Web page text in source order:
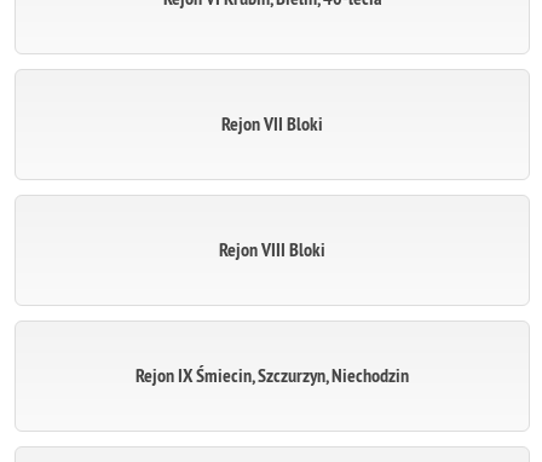
Rejon VII Bloki
Rejon VIII Bloki
Rejon IX Śmiecin, Szczurzyn, Niechodzin